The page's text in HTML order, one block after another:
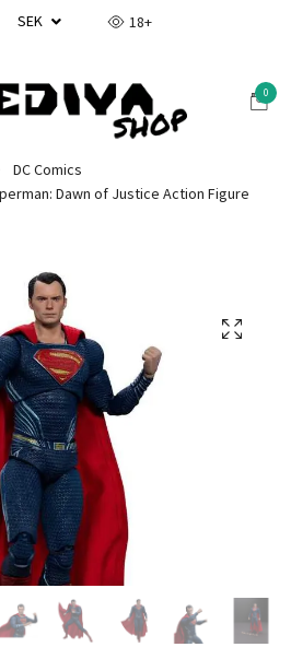
SEK 18+
0
DC Comics
Dawn of Justice Action Figure